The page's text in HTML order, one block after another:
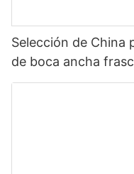
Selección de China
de boca ancha
botella de agua